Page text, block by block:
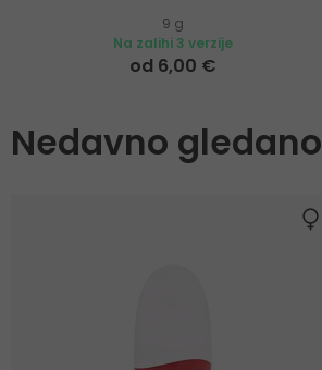
9 g
Na zalihi 3 verzije
od 6,00 €
Nedavno gledano